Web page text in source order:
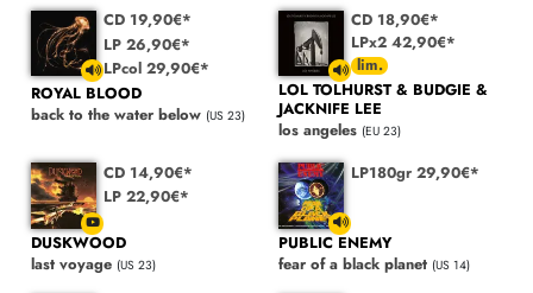
CD 19,90€*
LP 26,90€*
LPcol 29,90€*
ROYAL BLOOD
back to the water below (US 23)
CD 18,90€*
LPx2 42,90€*
LOL TOLHURST & BUDGIE &
JACKNIFE LEE
los angeles (EU 23)
CD 14,90€*
LP 22,90€*
DUSKWOOD
last voyage (US 23)
LP180gr 29,90€*
PUBLIC ENEMY
fear of a black planet (US 14)